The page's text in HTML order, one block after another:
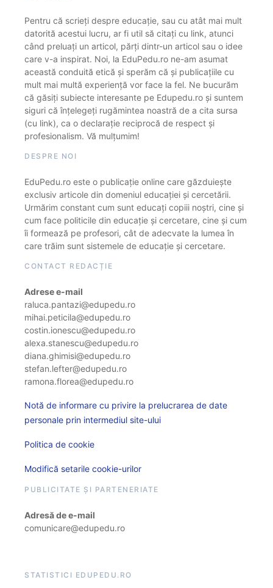
Pentru că scrieți despre educație, sau cu atât mai mult
datorită acestui lucru, ar fi util să citați cu link, atunci
când preluați un articol, părți dintr-un articol sau o idee
care v-a inspirat. Noi, la EduPedu.ro ne-am asumat
această conduită etică și sperăm că și publicațiile cu
mult mai multă experiență vor face la fel. Ne bucurăm
că găsiți subiecte interesante pe Edupedu.ro și suntem
siguri că înțelegeți rugămintea noastră de a cita sursa
(cu link), ca o declarație reciprocă de respect și
profesionalism. Vă mulțumim!
DESPRE NOI
EduPedu.ro este o publicație online care găzduiește
exclusiv articole din domeniul educației și cercetării.
Urmărim constant cum sunt educați copiii noștri, cine și
cum face politicile din educație și cercetare, cine și cum
îi formează pe profesori, cât de adecvate la lumea în
care trăim sunt sistemele de educație și cercetare.
CONTACT REDACȚIE
Adrese e-mail
raluca.pantazi@edupedu.ro
mihai.peticila@edupedu.ro
costin.ionescu@edupedu.ro
alexa.stanescu@edupedu.ro
diana.ghimisi@edupedu.ro
stefan.lefter@edupedu.ro
ramona.florea@edupedu.ro
Notă de informare cu privire la prelucrarea de date
personale prin intermediul site-ului
Politica de cookie
Modifică setarile cookie-urilor
PUBLICITATE ȘI PARTENERIATE
Adresă de e-mail
comunicare@edupedu.ro
STATISTICI EDUPEDU.RO